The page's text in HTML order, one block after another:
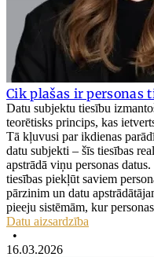
Cik plašas ir personas
Datu subjektu tiesību
teorētisks princips, kas
Tā kļuvusi par ikdienas
datu subjekti – šīs tiesības
apstrādā viņu personas
tiesības piekļūt saviem
pārzinim un datu
pieeju sistēmām, kur
Datu aizsardzība
•
16.03.2026